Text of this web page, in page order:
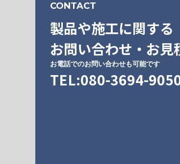
CONTACT
製品や施工に関する
お問い合わせ・お見
お電話でのお問い合わせも可能です
TEL:080-3694-